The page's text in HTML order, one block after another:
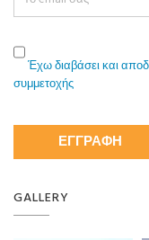
Έχω διαβάσει και
συμμετοχής
GALLERY